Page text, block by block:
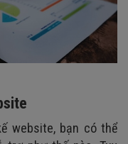
website, bạn có thể